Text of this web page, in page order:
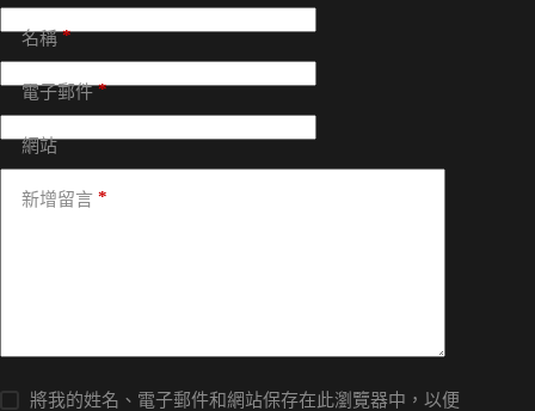
名稱*
電子郵件*
網站
新增留言 *
將我的姓名、電子郵件和網站保存在此瀏覽器中，以便